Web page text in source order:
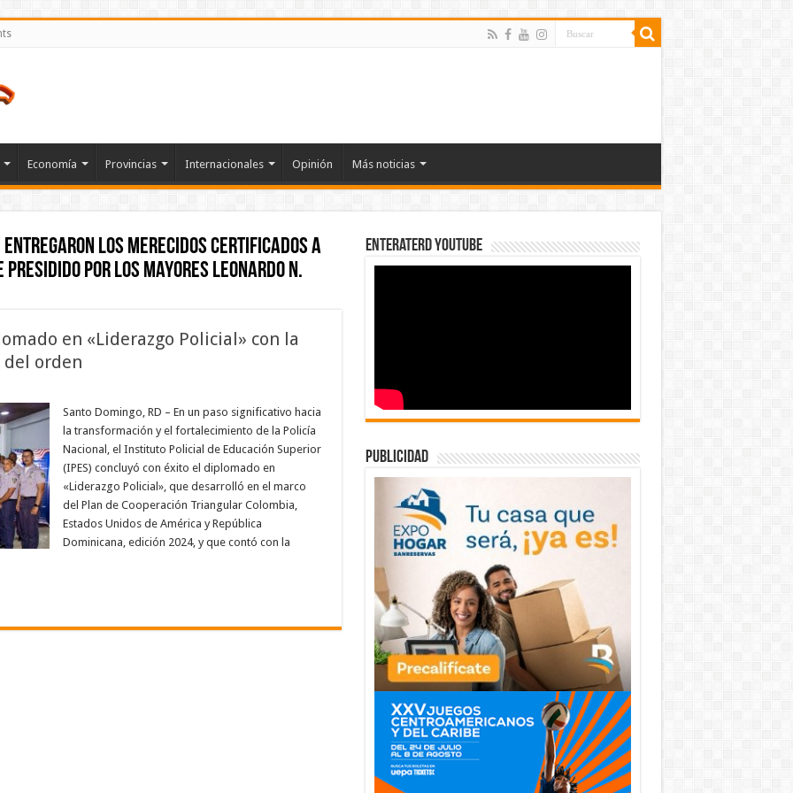
Economía Provincias Internacionales Opinión Más noticias
entregaron los merecidos certificados a
por los mayores Leonardo N.
en «Liderazgo Policial» con la
del orden
diplomado
Santo Domingo, RD – En un paso significativo hacia
la transformación y el fortalecimiento de la Policía
Nacional, el Instituto Policial de Educación Superior
(IPES) concluyó con éxito el diplomado en
«Liderazgo Policial», que desarrolló en el marco
del Plan de Cooperación Triangular Colombia,
Estados Unidos de América y República
Dominicana, edición 2024, y que contó con la
EnterateRD YOUTUBE
publicidad